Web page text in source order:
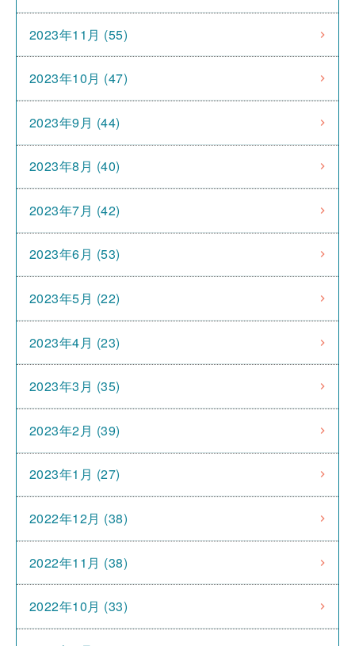
2023年11月 (55)
2023年10月 (47)
2023年9月 (44)
2023年8月 (40)
2023年7月 (42)
2023年6月 (53)
2023年5月 (22)
2023年4月 (23)
2023年3月 (35)
2023年2月 (39)
2023年1月 (27)
2022年12月 (38)
2022年11月 (38)
2022年10月 (33)